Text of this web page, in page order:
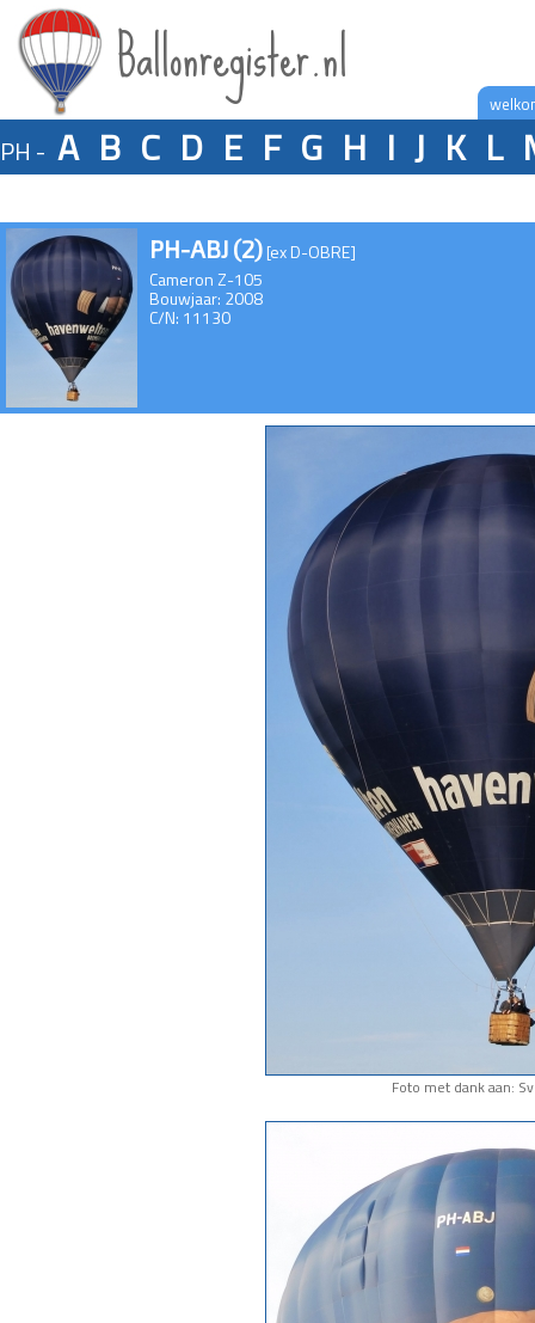
Ballonregister.nl
PH - A B C D E F G H I J K L
PH-ABJ (2)[ex D-OBRE]
Cameron Z-105
Bouwjaar: 2008
C/N: 11130
Foto met dank aan: